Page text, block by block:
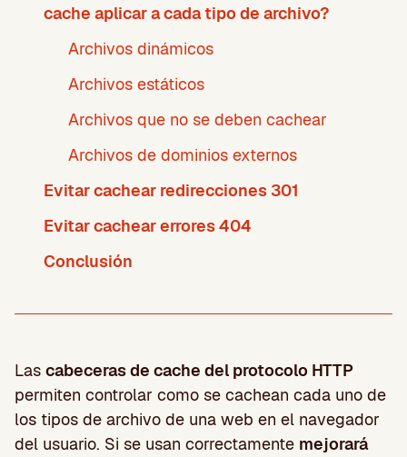
cache aplicar a cada tipo de archivo?
Archivos dinámicos
Archivos estáticos
Archivos que no se deben cachear
Archivos de dominios externos
Evitar cachear redirecciones 301
Evitar cachear errores 404
Conclusión
Las cabeceras de cache del protocolo HTTP
permiten controlar como se cachean cada uno de
los tipos de archivo de una web en el navegador
del usuario. Si se usan correctamente mejorará